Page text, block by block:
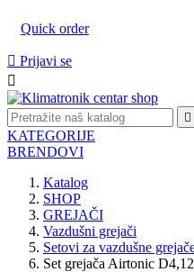
Quick order
 Prijavi se


KATEGORIJE
BRENDOVI
Katalog
SHOP
GREJAČI
Vazdušni grejači
Setovi za vazdušne
Set grejača Airtonic